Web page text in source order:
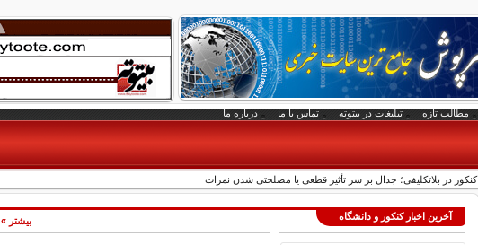
مطالب تازه تبلیغات در بیتوته تماس با ما درباره ما
کنکور در بلاتکلیفی؛ جدال بر سر تأثیر قطعی یا مصلحتی شدن نمرات
آخرین اخبار کنکور و دانشگاه بیشتر »